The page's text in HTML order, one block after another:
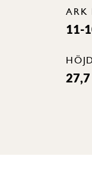
ARK
11-
27,7